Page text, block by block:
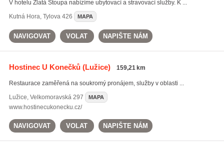
V hotelu Zlatá Stoupa nabízíme ubytovací a stravovací služby. K ...
Kutná Hora, Tylova 426 MAPA
NAVIGOVAT VOLAT NAPIŠTE NÁM
Hostinec U Konečků(Lužice) 159,21 km
Restaurace zaměřená na soukromý pronájem, služby v oblasti ...
Lužice, Velkomoravská 297 MAPA
www.hostinecukonecku.cz/
NAVIGOVAT VOLAT NAPIŠTE NÁM